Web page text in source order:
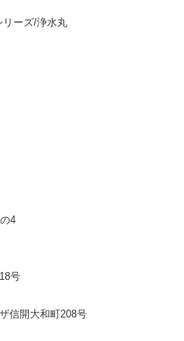
リーズ/浄水丸
4
号
信開大和町208号